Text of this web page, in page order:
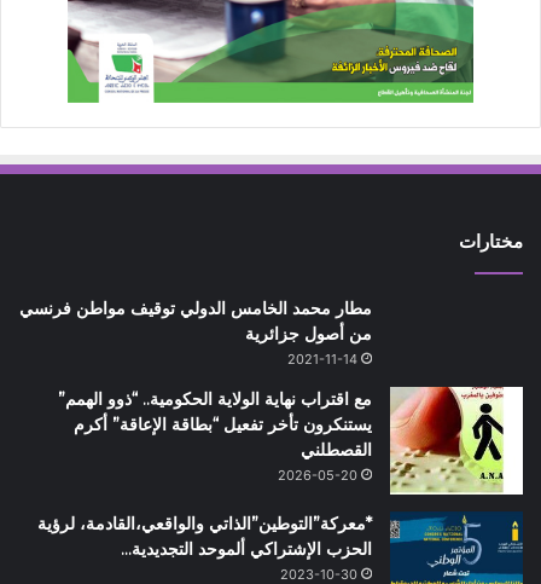
مختارات
مطار محمد الخامس الدولي توقيف مواطن فرنسي
من أصول جزائرية
2021-11-14
مع اقتراب نهاية الولاية الحكومية.. “ذوو الهمم”
يستنكرون تأخر تفعيل “بطاقة الإعاقة” أكرم
القصطلني
2026-05-20
*معركة”التوطين”الذاتي والواقعي،القادمة، لرؤية
الحزب الإشتراكي ألموحد التجديدية…
2023-10-30